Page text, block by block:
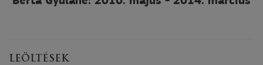
LEÖLTÉSEK